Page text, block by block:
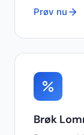
Prøv nu
Brøk